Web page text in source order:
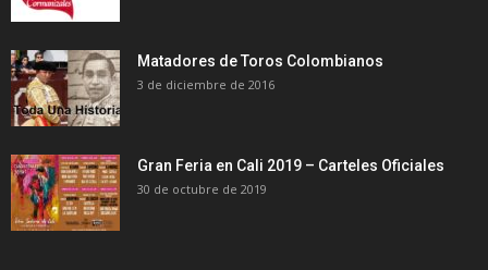
Matadores de Toros Colombianos
3 de diciembre de 2016
Gran Feria en Cali 2019 – Carteles Oficiales
30 de octubre de 2019